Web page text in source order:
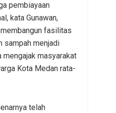
pembiayaan
kata Gunawan,
fasilitas
sampah menjadi
masyarakat
Kota Medan rata-
telah